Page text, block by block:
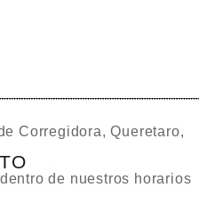
Corregidora, Queretaro,
de nuestros horarios